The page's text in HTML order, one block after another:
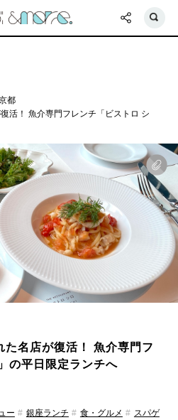
都
活！ 魚介専門フレンチ「ビストロ シ
た名店が復活！ 魚介専門フ
の平日限定ランチへ
ー 銀座ランチ 食・グルメ
スパゲ